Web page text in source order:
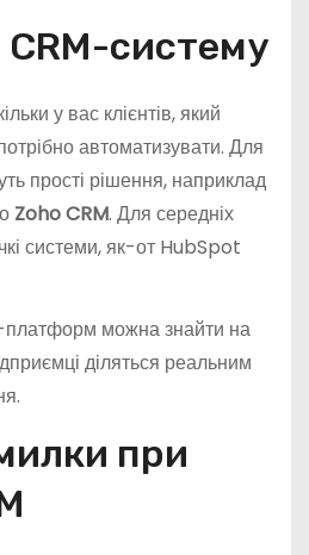
систему
у вас клієнтів, який
автоматизувати. Для
прості рішення, наприклад
Zoho CRM. Для середніх
системи, як-от HubSpot
платформ можна знайти на
діляться реальним
при